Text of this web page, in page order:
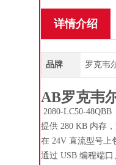
详情介绍
品牌 罗克韦
AB罗克韦
2080-LC50-
提供 280 KB 内存
在 24V 直流型号上
通过 USB 编程端